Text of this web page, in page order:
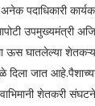
पदाधिकारी
उपमुख्यमंत्री
ऊस घातलेल्या
दिला जात
शेतकरी